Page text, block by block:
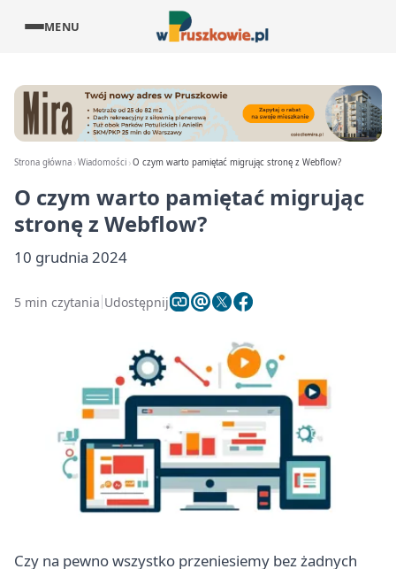
MENU
Strona główna Wiadomości O czym warto pamiętać migrując stronę z Webflow?
O czym warto pamiętać migrując
stronę z Webflow?
10 grudnia 2024
5 min czytania Udostępnij
Czy na pewno wszystko przeniesiemy bez żadnych